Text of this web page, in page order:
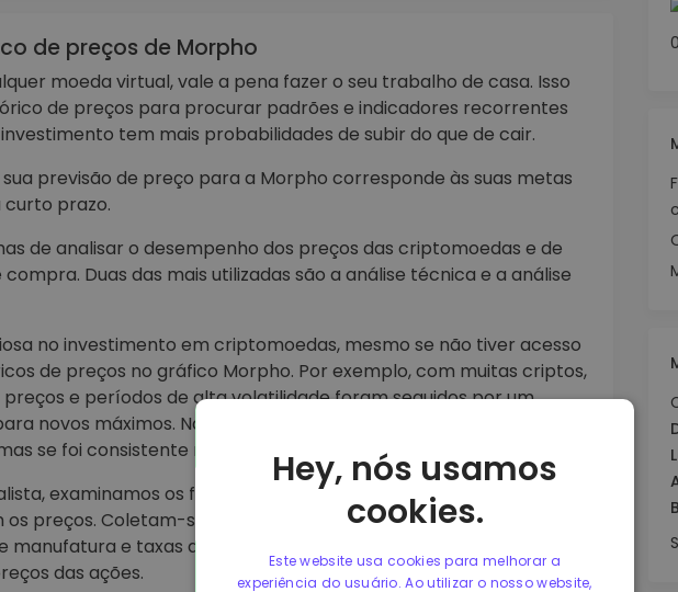
de preços de Morpho
moeda virtual, vale a pena fazer o seu trabalho de casa. Isso
de preços para procurar padrões e indicadores recorrentes
tem mais probabilidades de subir do que de cair.
previsão de preço para a Morpho corresponde às suas metas
curto prazo.
de analisar o desempenho dos preços das criptomoedas e de
Duas das mais utilizadas são a análise técnica e a análise
no investimento em criptomoedas, mesmo se não tiver acesso
de preços no gráfico Morpho. Por exemplo, com muitas criptos,
e períodos de alta volatilidade foram seguidos por um
novos máximos. Não há garantia de que o padrão será
se foi consistente no passado, vale a pena considerar.
examinamos os fatores econômicos, financeiros, políticos e
os preços. Coletam-se informações sobre taxas de juros, produto
manufatura e taxas de desemprego para fazer previsões
das ações.
Hey, nós usamos
cookies.
Este website usa cookies para melhorar a
experiência do usuário. Ao utilizar o nosso website,